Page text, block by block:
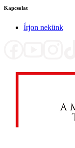
Kapcsolat
Írjon nekünk